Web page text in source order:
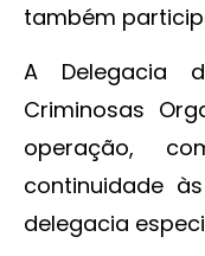
também
A Delegacia
Criminosas
operação,
continuidade
delegacia